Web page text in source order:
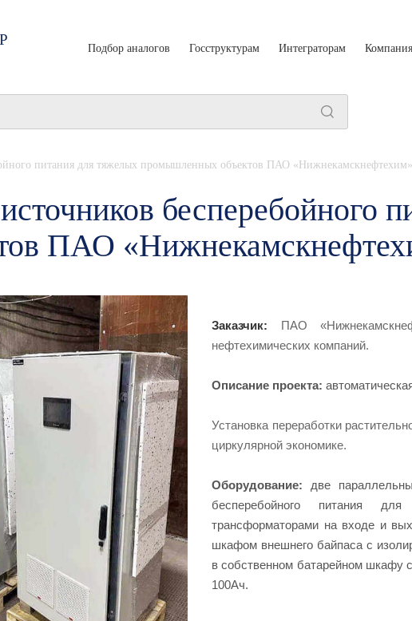
Подбор аналогов Госструктурам Интеграторам Компания
питания для тяжелых промышленных объектов ПАО «Нижнекамскнефтехим»
бесперебойного
ПАО
Заказчик: ПАО
нефтехимических компаний.
Описание проекта:
Установка переработки
циркулярной экономике.
Оборудование: две
бесперебойного питания
трансформаторами на входе и
шкафом внешнего байпаса с
в собственном батарейном шкафу
100Ач.